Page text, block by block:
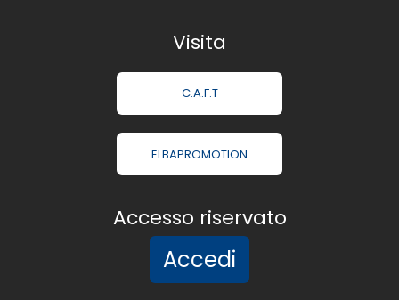
Visita
C.A.F.T
ELBAPROMOTION
Accesso riservato
Accedi